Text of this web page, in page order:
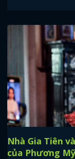
Nhà Gia Tiên
của Phương